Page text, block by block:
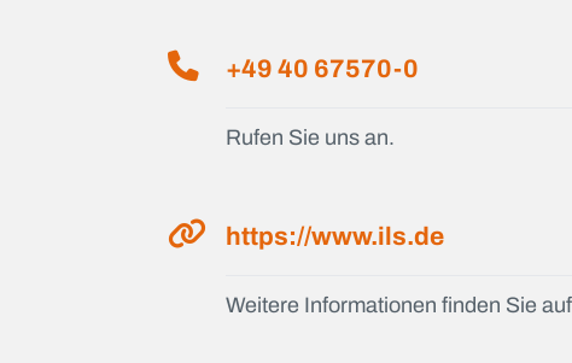
+49 40 67570-0
Rufen Sie uns an.
https://www.ils.de
Weitere Informationen finden Sie